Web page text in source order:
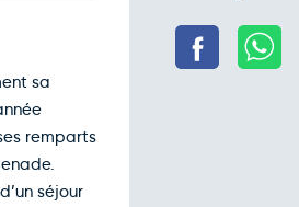
sa
remparts
séjour